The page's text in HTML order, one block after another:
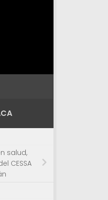
salud,
CESSA